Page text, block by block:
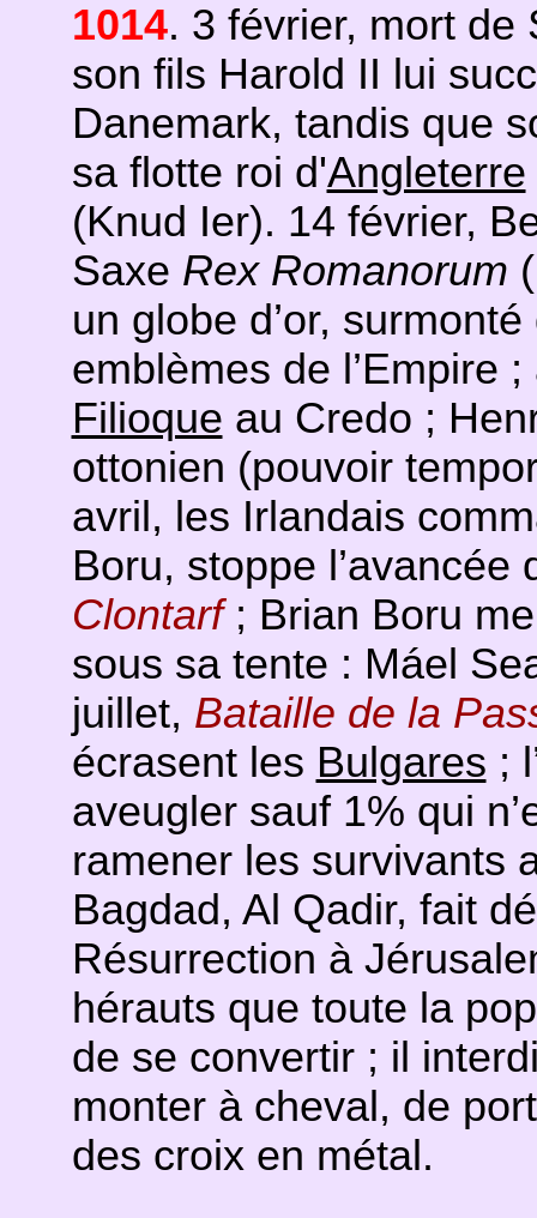
1014. 3 février, mort de
son fils Harold II lui
Danemark, tandis que
sa flotte roi d'Angleterre
(Knud Ier). 14 février,
Saxe Rex Romanorum
un globe d’or,
emblèmes de l’Empire
Filioque au Credo ;
ottonien (pouvoir
avril, les Irlandais
Boru, stoppe
Clontarf; Brian Boru
sous sa tente : Máel
juillet, Bataille de la
écrasent les Bulgares ;
aveugler sauf 1% qui
ramener les survivants
Bagdad, Al Qadir, fait
Résurrection à
hérauts que toute la
de se convertir ; il
monter à cheval, de
des croix en métal.